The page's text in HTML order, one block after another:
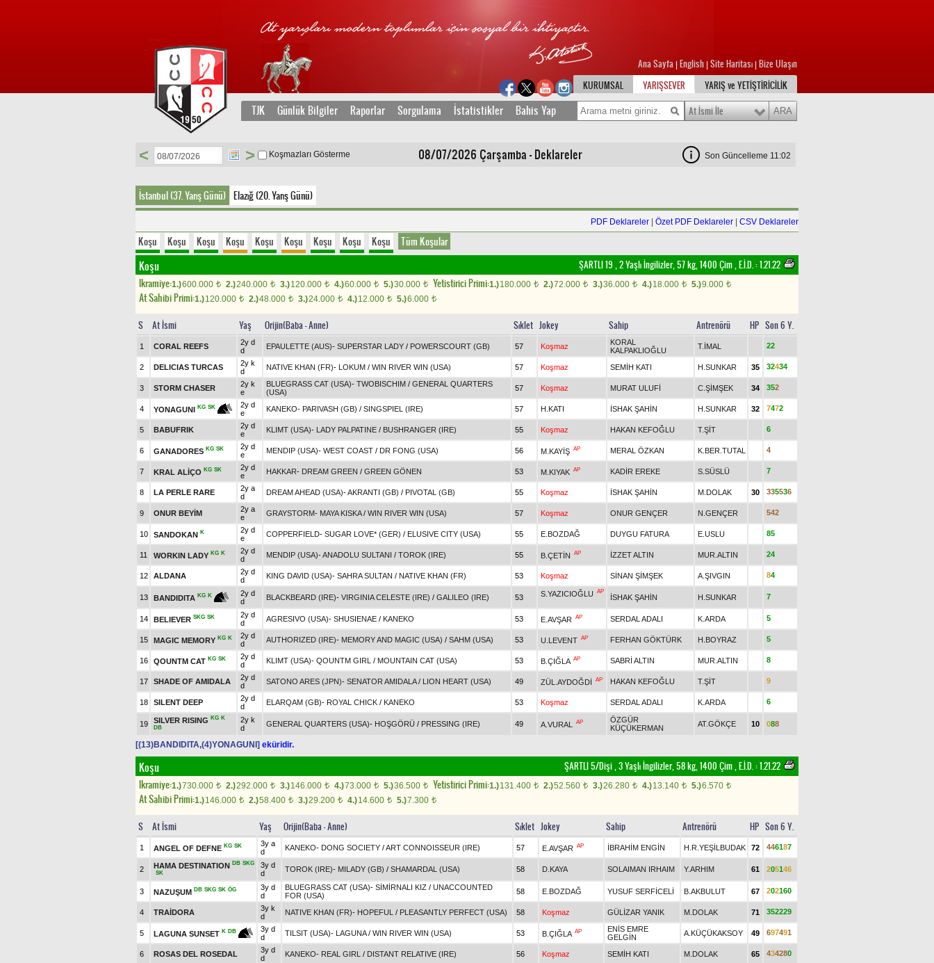
Ana Sayfa English Site Haritası Bize Ulaşın
KURUMSAL
YARIŞSEVER YARIŞ ve YETİŞTİRİCİLİK
TJK Günlük Bilgiler Raporlar Sorgulama İstatistikler Bahis Yap At İsmi İle
08/07/2026 Çarşamba - Deklareler
< > Koşmazları Gösterme Son Güncelleme 11:02
İstanbul (37. Yarış Günü) Elazığ (20. Yarış Günü)
PDF Deklareler Özet PDF Deklareler CSV Deklareler
Koşu Koşu Koşu Koşu Koşu Koşu Koşu Koşu Koşu Tüm Koşular
Koşu ŞARTLI 19 , 2 Yaşlı İngilizler, 57 kg, 1400 Çim,E.İ.D. :1.21.22
Ikramiye:1.)600.000 t 2.)240.000 t 3.)120.000 t 4.)60.000 t 5.)30.000 t Yetistirici Primi:1.)180.000 t 2.)72.000 t 3.)36.000 t 4.)18.000 t 5.)9.000 t
At Sahibi Primi:1.)120.000 t 2.)48.000 t 3.)24.000 t 4.)12.000 t 5.)6.000 t
S At İsmi Yaş Orijin(Baba - Anne) Sıklet Jokey Sahip Antrenörü HP Son 6 Y.
1 CORAL REEFS
2y d
d
EPAULETTE (AUS)- SUPERSTAR LADY / POWERSCOURT (GB) 57 Koşmaz
KORAL
KALPAKLIOĞLU
T.İMAL 22
2 DELICIAS TURCAS
2y k
d
NATIVE KHAN (FR)- LOKUM / WIN RIVER WIN (USA) 57 Koşmaz SEMİH KATI H.SUNKAR 35 32434
3 STORM CHASER
2y k
e
BLUEGRASS CAT (USA)- TWOBISCHIM / GENERAL QUARTERS
(USA)
57 Koşmaz MURAT ULUFİ C.ŞİMŞEK 34 352
4 YONAGUNI KG SK
2y d
e
KANEKO- PARIVASH (GB) / SINGSPIEL (IRE) 57 H.KATI İSHAK ŞAHİN H.SUNKAR 32 7472
5 BABUFRIK
2y d
e
KLIMT (USA)- LADY PALPATINE / BUSHRANGER (IRE) 55 Koşmaz HAKAN KEFOĞLU T.ŞİT 6
6 GANADORES KG SK
2y d
e
MENDIP (USA)- WEST COAST / DR FONG (USA) 56 M.KAYİŞ AP MERAL ÖZKAN K.BER.TUTAL 4
7 KRAL ALİÇO KG SK
2y d
e
HAKKAR- DREAM GREEN / GREEN GÖNEN 53 M.KIYAK AP KADİR EREKE S.SÜSLÜ 7
8 LA PERLE RARE
2y a
d
DREAM AHEAD (USA)-AKRANTI (GB) / PIVOTAL (GB) 55 Koşmaz İSHAK ŞAHİN M.DOLAK 30 335536
9 ONUR BEYİM
2y a
e
GRAYSTORM- MAYA KISKA/ WIN RIVER WIN (USA) 57 Koşmaz ONUR GENÇER N.GENÇER 542
10 SANDOKAN K
2y d
e
COPPERFIELD- SUGAR LOVE* (GER) / ELUSIVE CITY (USA) 55 E.BOZDAĞ DUYGU FATURA E.USLU 85
11 WORKIN LADY KG K
2y d
d
MENDIP (USA)-ANADOLU SULTANI / TOROK (IRE) 55 B.ÇETİN AP İZZET ALTIN MUR.ALTIN 24
12 ALDANA
2y d
d
KING DAVID (USA)- SAHRA SULTAN / NATIVE KHAN (FR) 53 Koşmaz SİNAN ŞİMŞEK A.ŞIVGIN 84
13 BANDIDITA KG K
2y d
d
BLACKBEARD (IRE)- VIRGINIA CELESTE (IRE) / GALILEO (IRE) 53 S.YAZICIOĞLU AP
İSHAK ŞAHİN H.SUNKAR 7
14 BELIEVER SKG SK
2y d
d
AGRESIVO (USA)- SHUSIENAE / KANEKO 53 E.AVŞAR AP SERDAL ADALI K.ARDA 5
15 MAGIC MEMORY KG K
2y d
d
AUTHORIZED (IRE)- MEMORY AND MAGIC (USA) / SAHM (USA) 53 U.LEVENT AP FERHAN GÖKTÜRK H.BOYRAZ 5
16 QOUNTM CAT KG SK
2y d
d
KLIMT (USA)- QOUNTM GIRL / MOUNTAIN CAT (USA) 53 B.ÇIĞLA AP SABRİ ALTIN MUR.ALTIN 8
17 SHADE OF AMIDALA
2y d
d
SATONO ARES (JPN)- SENATOR AMIDALA/ LION HEART (USA) 49 ZÜL.AYDOĞDİ AP HAKAN KEFOĞLU T.ŞİT 9
18 SILENT DEEP
2y d
d
ELARQAM (GB)- ROYAL CHICK / KANEKO 53 Koşmaz SERDAL ADALI K.ARDA 6
19 SILVER RISING KG K
DB
2y k
d
GENERAL QUARTERS (USA)- HOŞGÖRÜ / PRESSING (IRE) 49 A.VURAL AP
ÖZGÜR
KÜÇÜKERMAN
AT.GÖKÇE 10 088
[(13)BANDIDITA,(4)YONAGUNI] eküridir.
Koşu ŞARTLI 5/Dişi , 3 Yaşlı İngilizler, 58 kg, 1400 Çim,E.İ.D. :1.21.22
Ikramiye:1.)730.000 t 2.)292.000 t 3.)146.000 t 4.)73.000 t 5.)36.500 t Yetistirici Primi:1.)131.400 t 2.)52.560 t 3.)26.280 t 4.)13.140 t 5.)6.570 t
At Sahibi Primi:1.)146.000 t 2.)58.400 t 3.)29.200 t 4.)14.600 t 5.)7.300 t
S At İsmi Yaş Orijin(Baba - Anne) Sıklet Jokey Sahip Antrenörü HP Son 6 Y.
1 ANGEL OF DEFNE KG SK
3y a
d
KANEKO- DONG SOCIETY /ART CONNOISSEUR (IRE) 57 E.AVŞAR AP İBRAHİM ENGİN H.R.YEŞİLBUDAK 72 446187
2 HAMA DESTINATION DB SKG
SK
3y d
d
TOROK (IRE)- MILADY (GB) / SHAMARDAL (USA) 58 D.KAYA SOLAIMAN IRHAIM Y.ARHIM 61 205146
3 NAZUŞUM DB SKG SK ÖG
3y d
d
BLUEGRASS CAT (USA)- SİMİRNALI KIZ / UNACCOUNTED
FOR (USA)
58 E.BOZDAĞ YUSUF SERFİCELİ B.AKBULUT 67 202160
4 TRAİDORA
3y k
d
NATIVE KHAN (FR)- HOPEFUL / PLEASANTLY PERFECT (USA) 58 Koşmaz GÜLİZAR YANIK M.DOLAK 71 352229
5 LAGUNA SUNSET K DB
3y d
d
TILSIT (USA)- LAGUNA/ WIN RIVER WIN (USA) 53 B.ÇIĞLA AP
ENİS EMRE
GELGİN
A.KÜÇÜKAKSOY 49 697491
6 ROSAS DEL ROSEDAL
3y d
d
KANEKO- REAL GIRL / DISTANT RELATIVE (IRE) 56 Koşmaz SEMİH KATI M.DOLAK 65 434280